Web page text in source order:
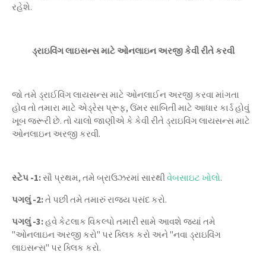
રહેશે.
ડ્રાઇવિંગ લાઇસન્સ માટે ઓનલાઇન અરજી કેવી રીતે કરવી
જો તમે ડ્રાઈવિંગ લાયસન્સ માટે ઓનલાઈન અરજી કરવા માંગતા
હોવ તો તમારા માટે એડ્રેસ પ્રૂફ, ઉંમર સાબિતી માટે આધાર કાર્ડ હોવું
ખૂબ જરૂરી છે. તો ચાલો જાણીએ કે કેવી રીતે ડ્રાઇવિંગ લાયસન્સ માટે
ઓનલાઇન અરજી કરવી.
સ્ટેપ -1:સૌ પ્રથમ, તમે બ્રાઉઝરમાં સારથીવેબસાઇટ ખોલો.
પગલું -2:તે પછી તમે તમારું રાજ્ય પસંદ કરો.
પગલું -3:હવે કેટલાક વિકલ્પો તમારી સામે આવશે જ્યાં તમે
"ઓનલાઇન અરજી કરો" પર ક્લિક કરો અને "નવા ડ્રાઇવિંગ
લાઇસન્સ" પર ક્લિક કરો.